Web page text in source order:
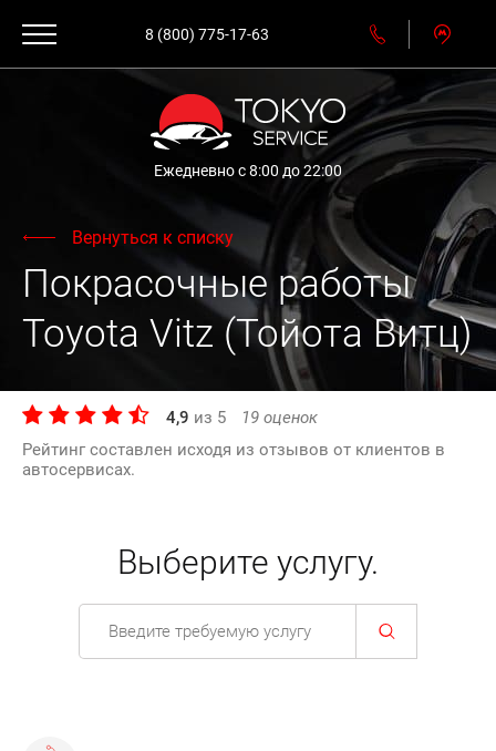
8 (800) 775-17-63
Ежедневно с 8:00 до 22:00
Вернуться к списку
Покрасочные работы
Toyota Vitz (Тойота Витц)
4,9 из 5 19 оценок
Рейтинг составлен исходя из отзывов от клиентов в
автосервисах.
Выберите услугу.